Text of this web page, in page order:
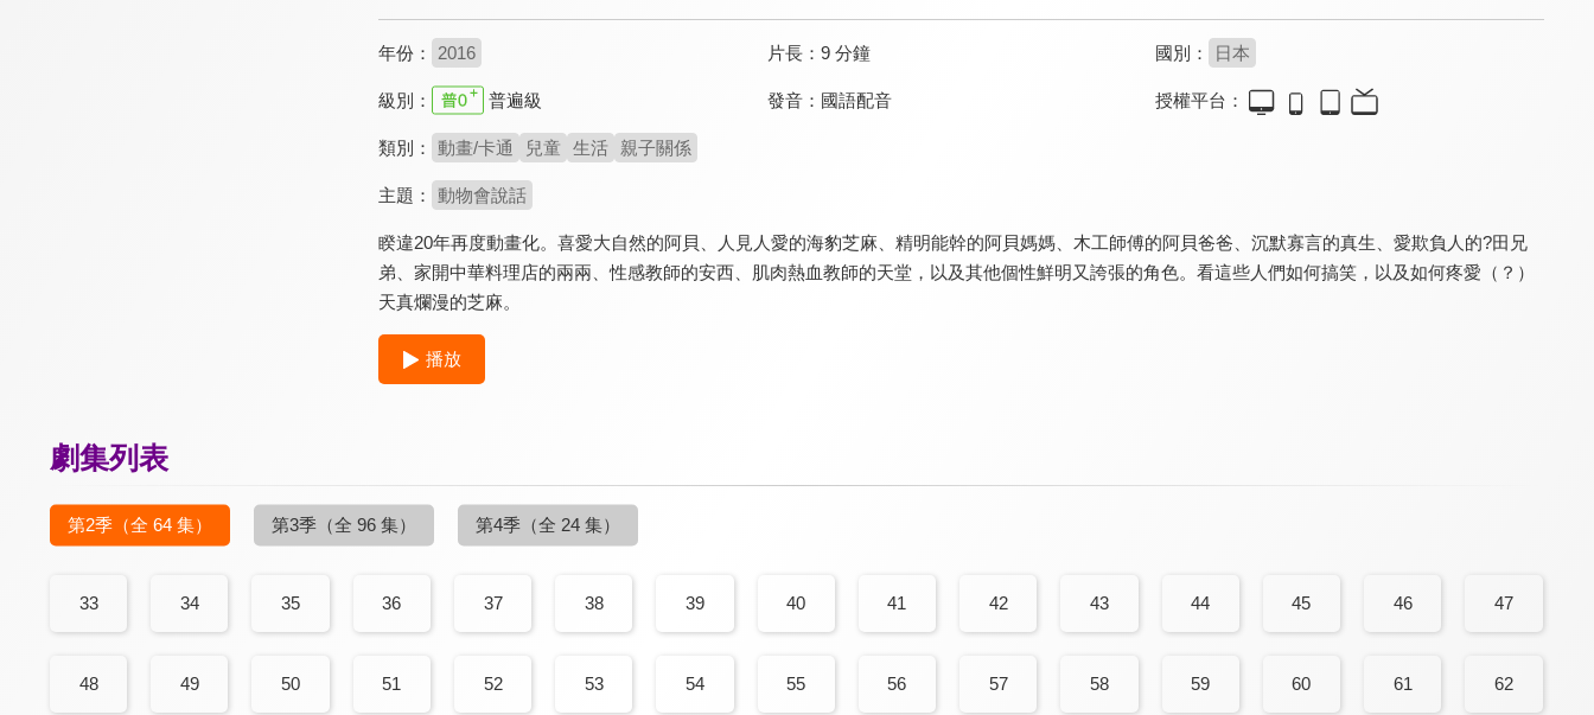
年份： 2016 片長： 9 分鐘 國別： 日本
級別： 普遍級 發音： 國語配音 授權平台：
類別： 動畫/卡通 兒童 生活 親子關係
主題： 動物會說話
睽違20年再度動畫化。喜愛大自然的阿貝、人見人愛的海豹芝麻、精明能幹的阿貝媽媽、木工師傅的阿貝爸爸、沉默寡言的真生、愛欺負人的?田兄
弟、家開中華料理店的兩兩、性感教師的安西、肌肉熱血教師的天堂，以及其他個性鮮明又誇張的角色。看這些人們如何搞笑，以及如何疼愛（？）
天真爛漫的芝麻。
播放
劇集列表
第2季 （全 64 集） 第3季 （全 96 集） 第4季 （全 24 集）
33 34 35 36 37 38 39 40 41 42 43 44 45 46 47
48 49 50 51 52 53 54 55 56 57 58 59 60 61 62